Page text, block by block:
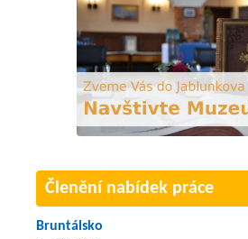
Členění nabídek práce
Bruntálsko